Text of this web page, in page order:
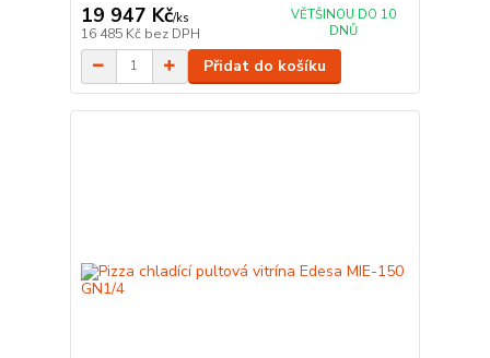
19 947 Kč/ks
16 485 Kč bez DPH
VĚTŠINOU DO 10
DNŮ
Přidat do košíku